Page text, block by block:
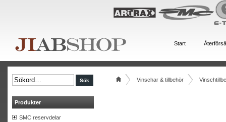
Start
Produkter
SMC reservdelar
Vinschar & tillbehör